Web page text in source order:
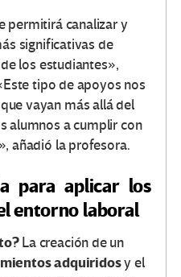
permitirá canalizar y
significativas de
los estudiantes»,
tipo de apoyos nos
vayan más allá del
alumnos a cumplir con
añadió la profesora.
para aplicar los
entorno laboral
La creación de un
adquiridosy el